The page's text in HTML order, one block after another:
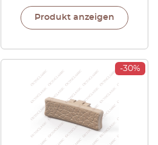
Produkt anzeigen
-30%